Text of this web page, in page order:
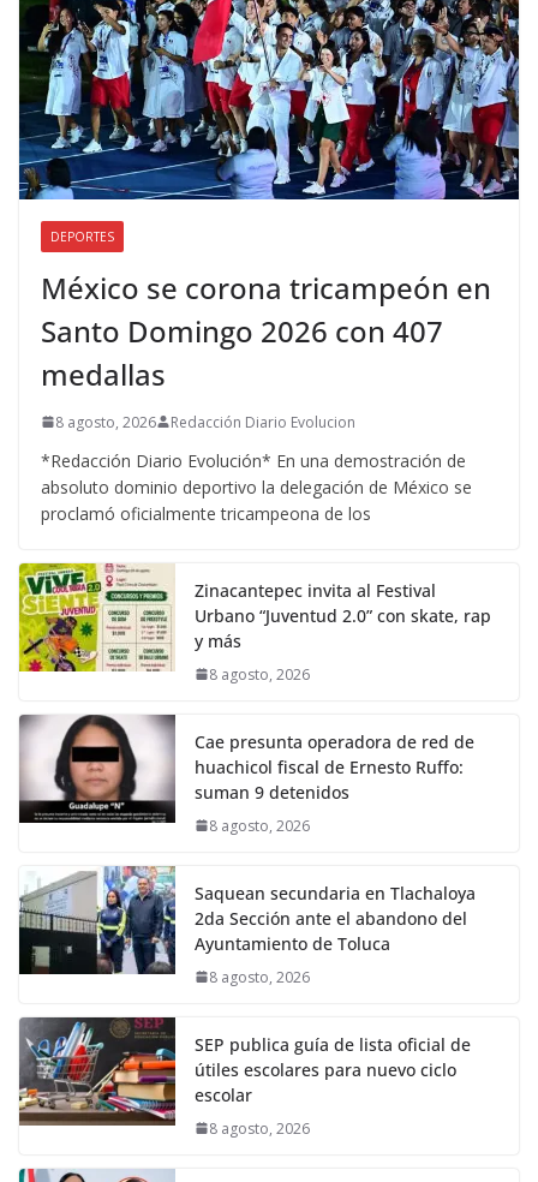
DEPORTES
México se corona tricampeón en
Santo Domingo 2026 con 407
medallas
8 agosto, 2026 Redacción Diario Evolucion
*Redacción Diario Evolución* En una demostración de
absoluto dominio deportivo la delegación de México se
proclamó oficialmente tricampeona de los
Zinacantepec invita al Festival
Urbano “Juventud 2.0” con skate, rap
y más
8 agosto, 2026
Cae presunta operadora de red de
huachicol fiscal de Ernesto Ruffo:
suman 9 detenidos
8 agosto, 2026
Saquean secundaria en Tlachaloya
2da Sección ante el abandono del
Ayuntamiento de Toluca
8 agosto, 2026
SEP publica guía de lista oficial de
útiles escolares para nuevo ciclo
escolar
8 agosto, 2026